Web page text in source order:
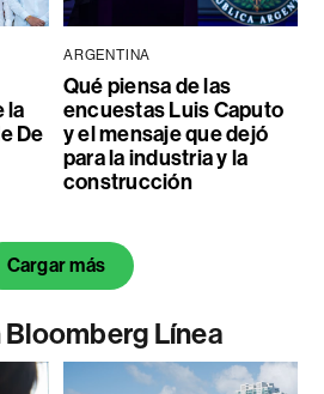
la
De
ARGENTINA
Qué piensa de las
encuestas Luis Caputo
y el mensaje que dejó
para la industria y la
construcción
Cargar más
Bloomberg Línea